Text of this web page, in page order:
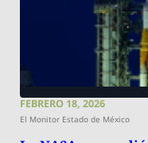
FEBRERO 18, 2026
El Monitor Estado de México